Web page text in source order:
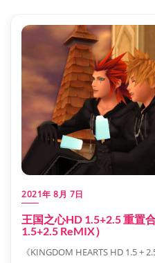
2021年 8月 7日
王国之心HD 1.5+2.5 重置
1.5+2.5 ReMIX）
《KINGDOM HEARTS HD 1.5 +